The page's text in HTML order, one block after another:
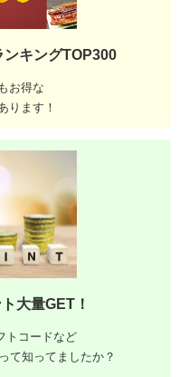
キングTOP300
お得な
ります！
大量GET！
トコードなど
て知ってましたか？